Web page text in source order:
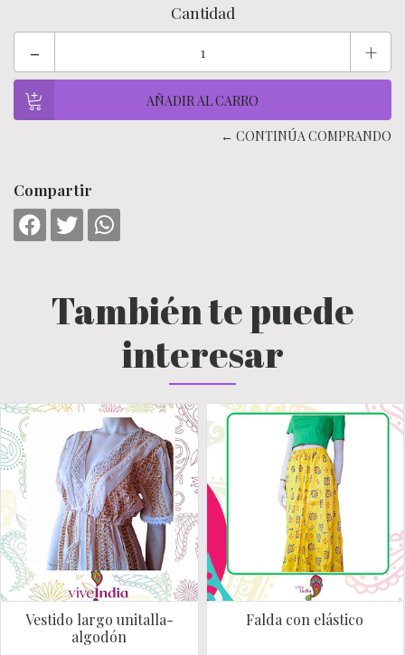
Cantidad
- +
← CONTINÚA COMPRANDO
Compartir
También te puede
interesar
Vestido largo unitalla-
algodón
Falda con elástico